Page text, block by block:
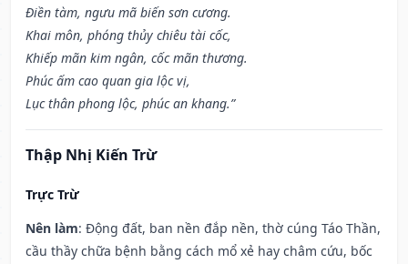
Điền tàm, ngưu mã biến sơn cương.
Khai môn, phóng thủy chiêu tài cốc,
Khiếp mãn kim ngân, cốc mãn thương.
Phúc ấm cao quan gia lộc vị,
Lục thân phong lộc, phúc an khang.”
Thập Nhị Kiến Trừ
Trực Trừ
Nên làm: Động đất, ban nền đắp nền, thờ cúng Táo Thần,
cầu thầy chữa bệnh bằng cách mổ xẻ hay châm cứu, bốc